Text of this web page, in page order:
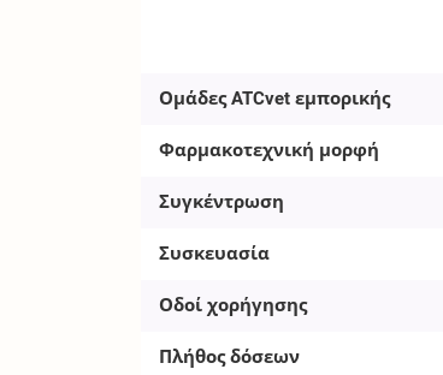
Ομάδες ATCvet εμπορικής
Φαρμακοτεχνική μορφή
Συγκέντρωση
Συσκευασία
Οδοί χορήγησης
Πλήθος δόσεων